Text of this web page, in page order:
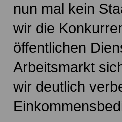
nun mal kein
wir die
öffentlichen
Arbeitsmarkt
wir deutlich